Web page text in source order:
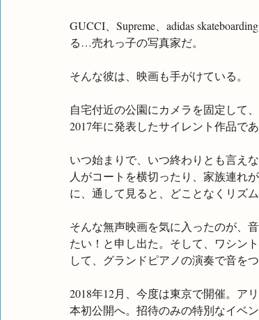
GUCCI、Supreme、adidas
る…売れっ子の写真家だ。
そんな彼は、映画も手がけている。
自宅付近の公園にカメラを固定して
2017年に発表したサイレント作品であ
いつ始まりで、いつ終わりとも言え
人がコートを横切ったり、家族連れ
に、通して見ると、どことなくリズ
そんな無声映画を気に入ったのが、
たい！と申し出た。そして、ワシン
して、グランドピアノの演奏で音を
2018年12月、今度は東京で開催。ア
本初公開へ。招待のみの特別なイベ